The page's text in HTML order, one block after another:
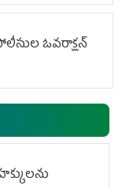
ఓవ‌రాక్ష‌న్‌